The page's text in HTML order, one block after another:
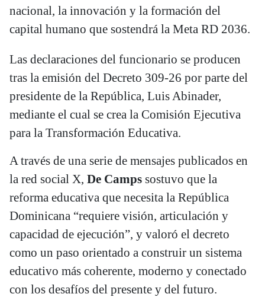
nacional, la innovación y la formación del
capital humano que sostendrá la Meta RD 2036.
Las declaraciones del funcionario se producen
tras la emisión del Decreto 309-26 por parte del
presidente de la República, Luis Abinader,
mediante el cual se crea la Comisión Ejecutiva
para la Transformación Educativa.
A través de una serie de mensajes publicados en
la red social X, De Camps sostuvo que la
reforma educativa que necesita la República
Dominicana “requiere visión, articulación y
capacidad de ejecución”, y valoró el decreto
como un paso orientado a construir un sistema
educativo más coherente, moderno y conectado
con los desafíos del presente y del futuro.